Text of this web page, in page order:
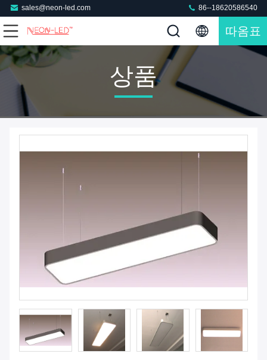
sales@neon-led.com 86--18620586540
따옴표
상품